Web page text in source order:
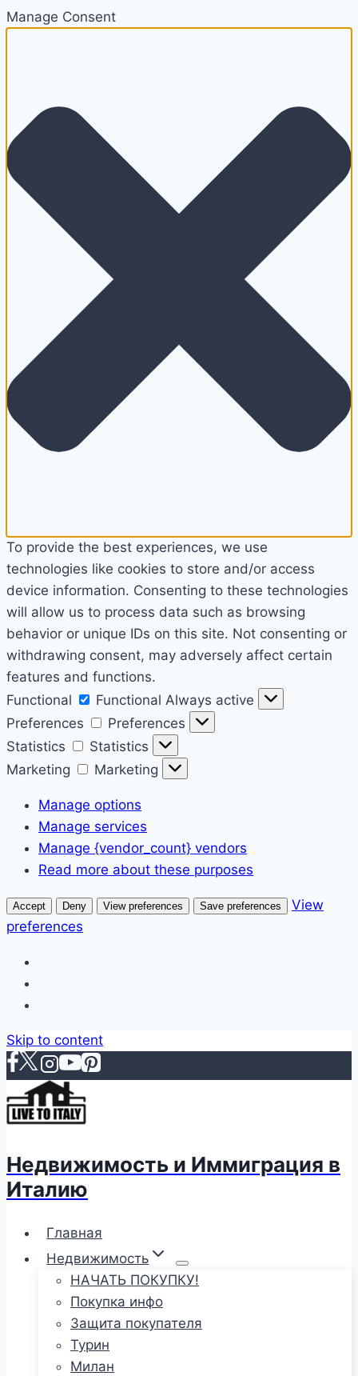
Manage Consent
To provide the best experiences, we use
technologies like cookies to store and/or access
device information. Consenting to these technologies
will allow us to process data such as browsing
behavior or unique IDs on this site. Not consenting or
withdrawing consent, may adversely affect certain
features and functions.
Functional
Functional Always active
Preferences
Preferences
Statistics
Statistics
Marketing
Marketing
Manage options
Manage services
Manage {vendor_count} vendors
Read more about these purposes
Accept Deny View preferences Save preferences
View
preferences
Skip to content
Недвижимость и Иммиграция в
Италию
Главная
Недвижимость
НАЧАТЬ ПОКУПКУ!
Покупка инфо
Защита покупателя
Турин
Милан